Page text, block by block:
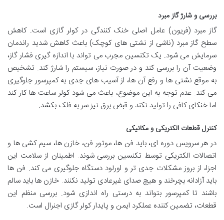
بررسی و شارژ گاز مبرد
گاز مبرد (فریون) عامل اصلی خنک کنندگی در کولر گازی است. کاهش
سطح گاز مبرد (ناشی از نشتی های کوچک) باعث کاهش شدید راندمان
سرمایش می شود. یک تکنسین مجرب می تواند با اندازه گیری فشار گاز،
وضعیت آن را بررسی کند و در صورت نیاز، سیستم را شارژ کند. تشخیص
به موقع نشتی ها و رفع آن ها، از آسیب های جدی به کمپرسور جلوگیری
می کند. عدم توجه به این موضوع، باعث می شود کولر ساعت ها کار کند
اما خنکای کافی را تولید نکند و قبض برق نیز سر به فلک بکشد.
کنترل قطعات الکتریکی و مکانیکی
در هر سرویس دوره ای، باید فن ها، موتور فن، خازن ها، سیم کشی ها و
اتصالات الکتریکی توسط تکنسین بررسی شوند. اطمینان از سلامت این
اجزا، از بروز مشکلات جدی تر و اورلود دستگاه جلوگیری می کند. فن ها
باید آزادانه بچرخند و هیچ صدای غیرعادی تولید نکنند. خازن ها باید سالم
باشند تا کمپرسور بتواند به درستی راه اندازی شود. بررسی منظم این
قطعات، تضمین کننده عملکرد ایمن و پایدار کولر گازی اجنرال است.